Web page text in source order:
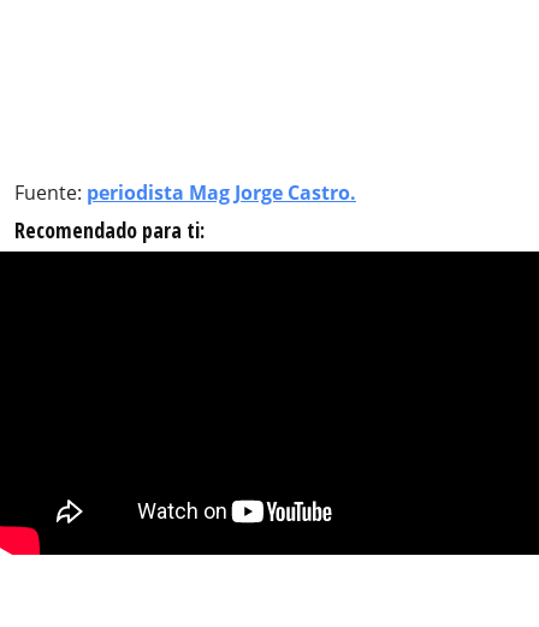
Fuente: periodista Mag Jorge Castro.
Recomendado para ti: